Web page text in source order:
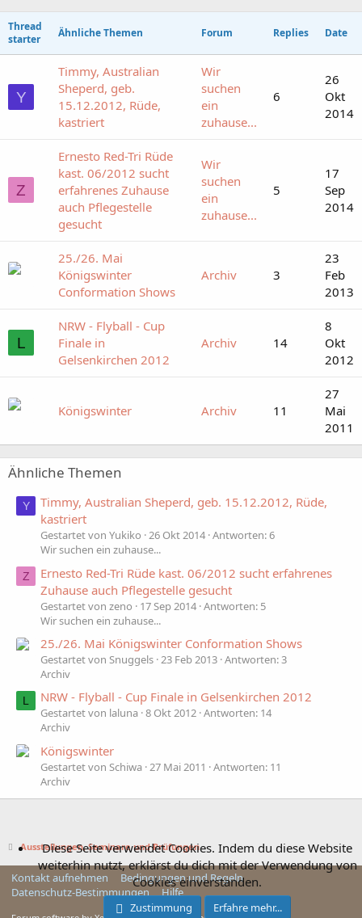
Thread
starter
Ähnliche Themen Forum Replies Date
Y
Timmy, Australian
Sheperd, geb.
15.12.2012, Rüde,
kastriert
Wir
suchen
ein
zuhause...
6
26
Okt
2014
Z
Ernesto Red-Tri Rüde
kast. 06/2012 sucht
erfahrenes Zuhause
auch Pflegestelle
gesucht
Wir
suchen
ein
zuhause...
5
17
Sep
2014
25./26. Mai
Königswinter
Conformation Shows
Archiv 3
23
Feb
2013
L
NRW - Flyball - Cup
Finale in
Gelsenkirchen 2012
Archiv 14
8
Okt
2012
Königswinter Archiv 11
27
Mai
2011
Ähnliche Themen
Y
Timmy, Australian Sheperd, geb. 15.12.2012, Rüde,
kastriert
Gestartet von Yukiko 26 Okt 2014 Antworten: 6
Wir suchen ein zuhause...
Z
Ernesto Red-Tri Rüde kast. 06/2012 sucht erfahrenes
Zuhause auch Pflegestelle gesucht
Gestartet von zeno 17 Sep 2014 Antworten: 5
Wir suchen ein zuhause...
25./26. Mai Königswinter Conformation Shows
Gestartet von Snuggels 23 Feb 2013 Antworten: 3
Archiv
L NRW - Flyball - Cup Finale in Gelsenkirchen 2012
Gestartet von laluna 8 Okt 2012 Antworten: 14
Archiv
Königswinter
Gestartet von Schiwa 27 Mai 2011
Antworten: 11
Archiv
Ausstellungen, Seminare und Prüfungen
Kontakt aufnehmen
Bedingungen und Regeln
Datenschutz-Bestimmungen
Hilfe
Diese Seite verwendet Cookies. Indem du diese Website
weiterhin nutzt, erklärst du dich mit der Verwendung von
Cookies einverstanden.
Zustimmung Erfahre mehr...